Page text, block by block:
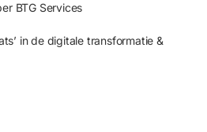
BTG Services
’ in de digitale transformatie &